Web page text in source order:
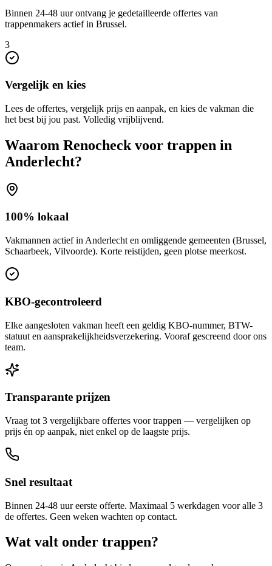
Binnen 24-48 uur ontvang je gedetailleerde offertes van
trappenmakers actief in Brussel.
3
Vergelijk en kies
Lees de offertes, vergelijk prijs en aanpak, en kies de vakman die
het best bij jou past. Volledig vrijblijvend.
Waarom Renocheck voor trappen in
Anderlecht?
100% lokaal
Vakmannen actief in Anderlecht en omliggende gemeenten (Brussel,
Schaarbeek, Vilvoorde). Korte reistijden, geen plotse meerkost.
KBO-gecontroleerd
Elke aangesloten vakman heeft een geldig KBO-nummer, BTW-
statuut en aansprakelijkheidsverzekering. Vooraf gescreend door ons
team.
Transparante prijzen
Vraag tot 3 vergelijkbare offertes voor trappen — vergelijken op
prijs én op aanpak, niet enkel op de laagste prijs.
Snel resultaat
Binnen 24-48 uur eerste offerte. Maximaal 5 werkdagen voor alle 3
de offertes. Geen weken wachten op contact.
Wat valt onder trappen?